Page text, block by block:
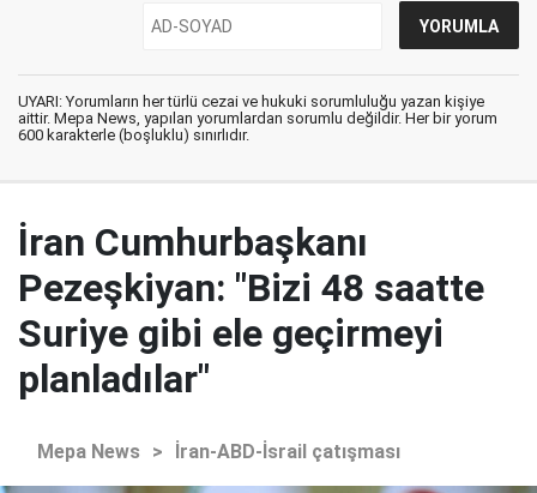
UYARI: Yorumların her türlü cezai ve hukuki sorumluluğu yazan kişiye
aittir. Mepa News, yapılan yorumlardan sorumlu değildir. Her bir yorum
600 karakterle (boşluklu) sınırlıdır.
İran Cumhurbaşkanı
Pezeşkiyan: "Bizi 48 saatte
Suriye gibi ele geçirmeyi
planladılar"
Mepa News > İran-ABD-İsrail çatışması